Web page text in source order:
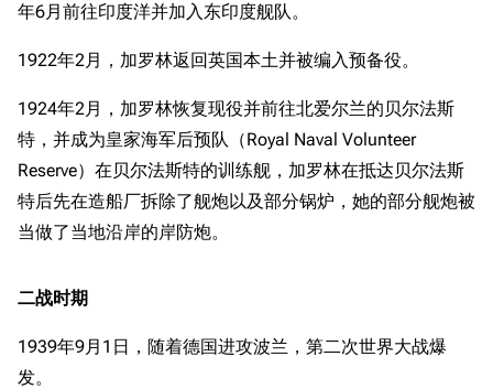
年6月前往印度洋并加入东印度舰队。
1922年2月，加罗林返回英国本土并被编入预备役。
1924年2月，加罗林恢复现役并前往北爱尔兰的贝尔法斯
特，并成为皇家海军后预队（Royal Naval Volunteer
Reserve）在贝尔法斯特的训练舰，加罗林在抵达贝尔法斯
特后先在造船厂拆除了舰炮以及部分锅炉，她的部分舰炮被
当做了当地沿岸的岸防炮。
二战时期
1939年9月1日，随着德国进攻波兰，第二次世界大战爆
发。